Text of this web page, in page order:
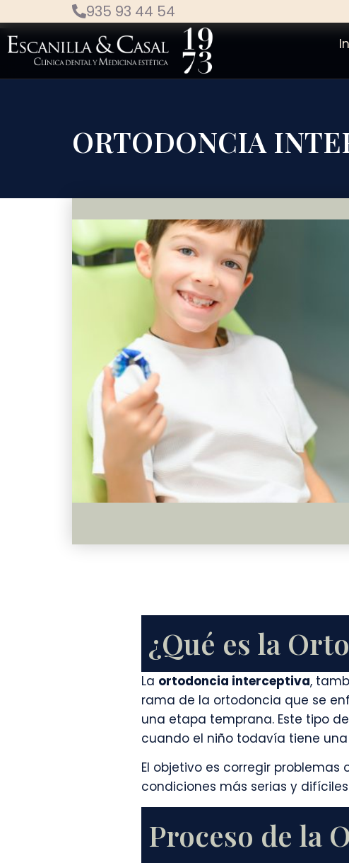
935 93 44 54
ORTODONCIA
¿Qué es la
La ortodoncia interceptiva,
rama de la ortodoncia que se
una etapa temprana. Este tipo
cuando el niño todavía tiene
El objetivo es corregir
condiciones más serias y
Proceso de la